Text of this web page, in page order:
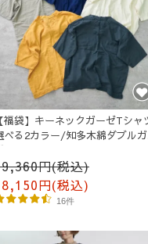
【福袋】キーネックガーゼTシ
べる2カラー/知多木綿ダブル
ゼ
円(税込)
円(税込)
16件